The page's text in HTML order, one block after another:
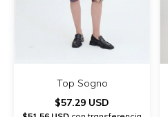
Top Sogno
$57.29 USD